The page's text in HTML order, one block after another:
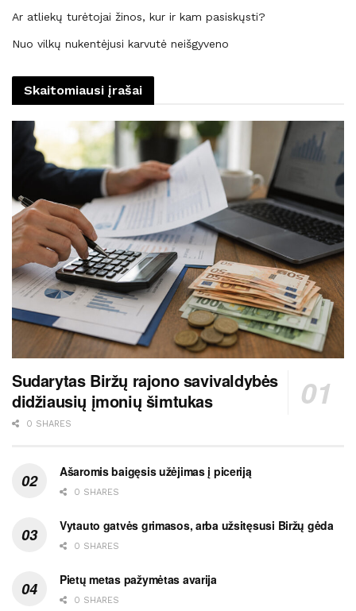
Ar atliekų turėtojai žinos, kur ir kam pasiskųsti?
Nuo vilkų nukentėjusi karvutė neišgyveno
Skaitomiausi įrašai
Sudarytas Biržų rajono savivaldybės
didžiausių įmonių šimtukas
0 SHARES
Ašaromis baigęsis užėjimas į piceriją
0 SHARES
Vytauto gatvės grimasos, arba užsitęsusi Biržų gėda
0 SHARES
Pietų metas pažymėtas avarija
0 SHARES